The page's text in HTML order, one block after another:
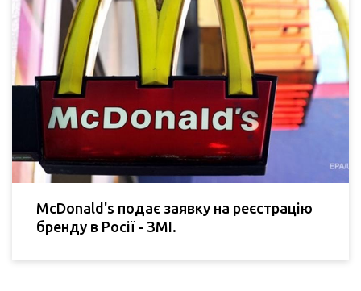
McDonald's подає заявку на реєстрацію
бренду в Росії - ЗМІ.